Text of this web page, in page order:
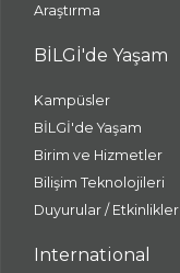
Araştırma
BİLGİ'de Yaşam
Kampüsler
BİLGİ'de Yaşam
Birim ve Hizmetler
Bilişim Teknolojileri
Duyurular / Etkinlikler
International